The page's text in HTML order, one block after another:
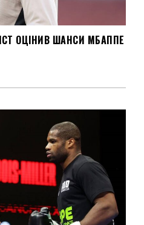
ОЦІНИВ ШАНСИ МБАППЕ